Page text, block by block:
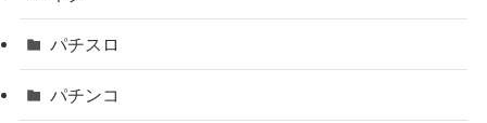
パチスロ
パチンコ